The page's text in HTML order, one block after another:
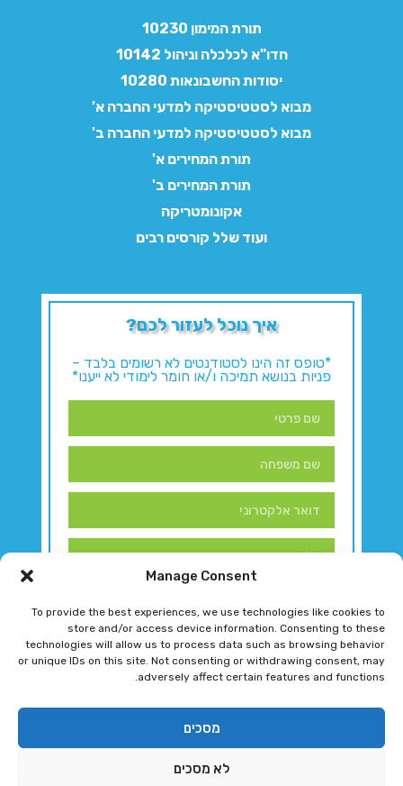
Manage Consent
To provide the best experiences, we use technologies like cookies to
store and/or access device information. Consenting to these
technologies will allow us to process data such as browsing behavior
or unique IDs on this site. Not consenting or withdrawing consent, may
adversely affect certain features and functions.
מסכים
לא מסכים
תורת המימון 10230
חדו"א לכלכלה וניהול 10142
יסודות החשבונאות 10280
מבוא לסטטיסטיקה למדעי החברה א'
מבוא לסטטיסטיקה למדעי החברה ב'
תורת המחירים א'
תורת המחירים ב'
אקונומטריקה
ועוד שלל קורסים רבים
איך נוכל לעזור לכם?
*טופס זה הינו לסטודנטים לא רשומים בלבד –
פניות בנושא תמיכה ו/או חומר לימודי לא ייענו*